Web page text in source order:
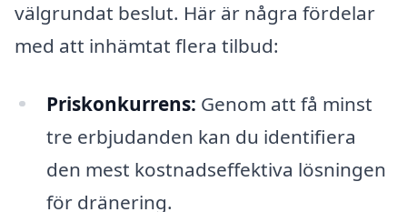
välgrundat beslut. Här är några fördelar
med att inhämtat flera tilbud:
Priskonkurrens: Genom att få minst
tre erbjudanden kan du identifiera
den mest kostnadseffektiva lösningen
för dränering.